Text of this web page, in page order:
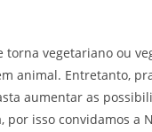
torna vegetariano ou
animal. Entretanto,
aumentar as
isso convidamos a